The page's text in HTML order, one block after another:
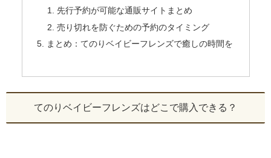
先行予約が可能な通販サイトまとめ
売り切れを防ぐための予約のタイミング
まとめ：てのりベイビーフレンズで癒しの時間を
てのりベイビーフレンズはどこで購入できる？